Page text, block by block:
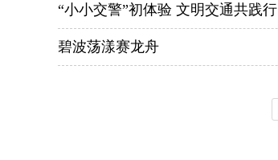
“小小交警”初体验 文明交通共践行
碧波荡漾赛龙舟